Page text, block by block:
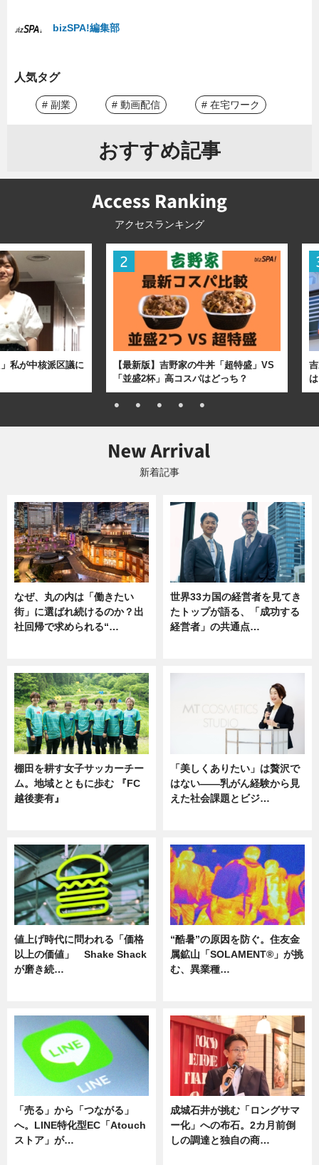
bizSPA!編集部
人気タグ
# 副業 # 動画配信 # 在宅ワーク
おすすめ記事
アクセスランキング
私が中核派区議に
【最新版】吉野家の牛丼「超特盛」VS
「並盛2杯」高コスパはどっち？
新着記事
なぜ、丸の内は「働きたい
街」に選ばれ続けるのか？出
社回帰で求められる“…
世界33カ国の経営者を見てき
たトップが語る、「成功する
経営者」の共通点…
棚田を耕す女子サッカーチー
ム。地域とともに歩む 『FC
越後妻有』
「美しくありたい」は贅沢で
はない――乳がん経験から見
えた社会課題とビジ…
値上げ時代に問われる「価格
以上の価値」 Shake Shack
が磨き続…
“酷暑”の原因を防ぐ。住友金
属鉱山「SOLAMENT®」が挑
む、異業種…
「売る」から「つながる」
へ。LINE特化型EC「Atouch
ストア」が…
成城石井が挑む「ロングサマ
ー化」への布石。2カ月前倒
しの調達と独自の商…